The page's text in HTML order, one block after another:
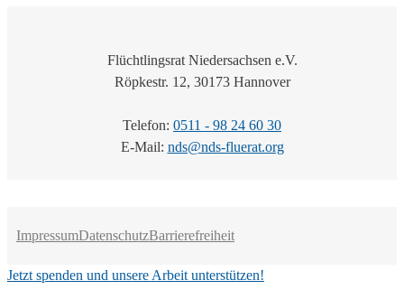
Flüchtlingsrat Niedersachsen e.V.
Röpkestr. 12, 30173 Hannover
Telefon: 0511 - 98 24 60 30
E-Mail: nds@nds-fluerat.org
ImpressumDatenschutzBarrierefreiheit
Jetzt spenden und unsere Arbeit unterstützen!